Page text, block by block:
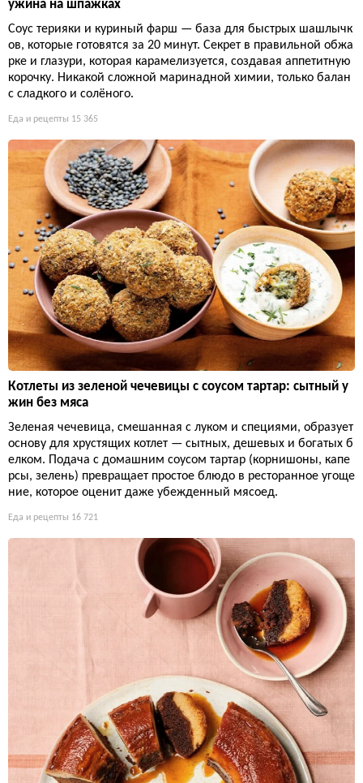
ужина на шпажках
Соус терияки и куриный фарш — база для быстрых шашлычк
ов, которые готовятся за 20 минут. Секрет в правильной обжа
рке и глазури, которая карамелизуется, создавая аппетитную
корочку. Никакой сложной маринадной химии, только балан
с сладкого и солёного.
Еда и рецепты 15 365
Котлеты из зеленой чечевицы с соусом тартар: сытный у
жин без мяса
Зеленая чечевица, смешанная с луком и специями, образует
основу для хрустящих котлет — сытных, дешевых и богатых б
елком. Подача с домашним соусом тартар (корнишоны, капе
рсы, зелень) превращает простое блюдо в ресторанное угоще
ние, которое оценит даже убежденный мясоед.
Еда и рецепты 16 721